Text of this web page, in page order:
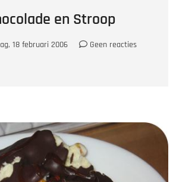
en Stroop
18 februari 2006
Geen reacties